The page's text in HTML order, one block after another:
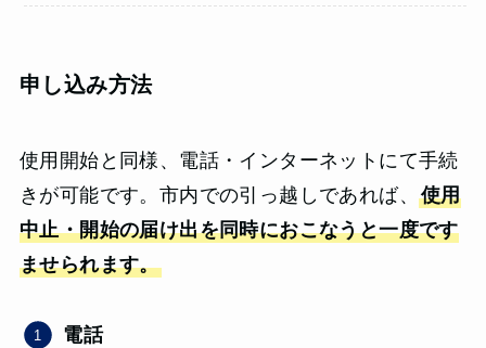
申し込み方法
使用開始と同様、電話・インターネットにて手続
きが可能です。市内での引っ越しであれば、 使用
中止・開始の届け出を同時におこなうと一度です
ませられます。
電話